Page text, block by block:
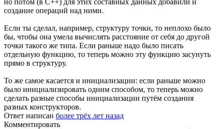
создание операций над ними.
Если ты сделал, например, структуру точки, то неплохо было
бы, чтобы она умела вычислять расстояние от себя до другой
точки такого же типа. Если раньше надо было писать
отдельную функцию, то теперь можно эту функцию засунуть
прямо в структуру.
То же самое касается и инициализации: если раньше можно
было инициализировать одним способом, то теперь можно
сделать разные способы инициализации путём создания
разных конструкторов.
Ответ написан более трёх лет назад
Комментировать